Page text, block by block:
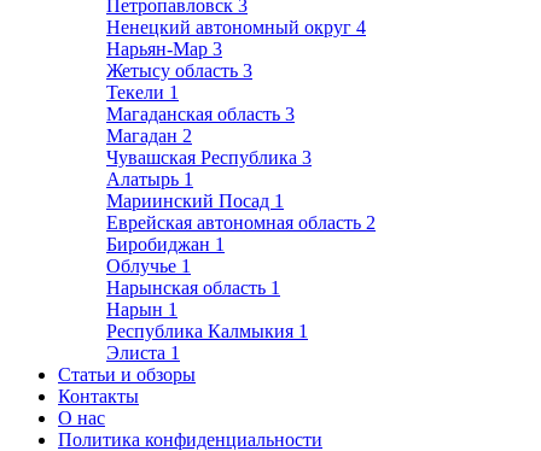
Петропавловск 3
Ненецкий автономный округ 4
Нарьян-Мар 3
Жетысу область 3
Текели 1
Магаданская область 3
Магадан 2
Чувашская Республика 3
Алатырь 1
Мариинский Посад 1
Еврейская автономная область 2
Биробиджан 1
Облучье 1
Нарынская область 1
Нарын 1
Республика Калмыкия 1
Элиста 1
Статьи и обзоры
Контакты
О нас
Политика конфиденциальности